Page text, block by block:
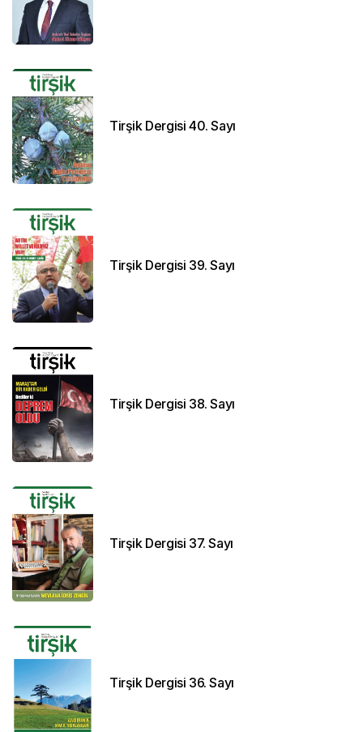
Tirşik Dergisi 40. Sayı
Tirşik Dergisi 39. Sayı
Tirşik Dergisi 38. Sayı
Tirşik Dergisi 37. Sayı
Tirşik Dergisi 36. Sayı